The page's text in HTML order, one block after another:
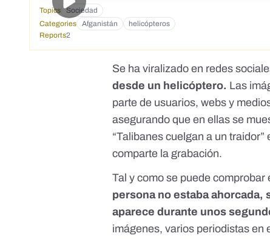
Topics Sociedad
Categories
Afganistán
helicópteros
Reports2
Se ha viralizado en redes
desde un helicóptero. Las
parte de usuarios,webs y
asegurando que en ellas se
“Talibanes cuelgan a un traidor”
comparte la grabación.
Tal y como se puede
persona no estaba ahorcada,
aparece durante unos
imágenes, varios periodistas